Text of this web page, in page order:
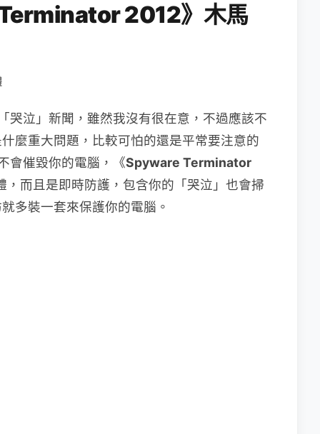
2012》木馬
哭泣」新聞，雖然我沒有很在意，不過應該不
麼重大問題，比較可怕的還是平常要注意的
會催毀你的電腦，《Spyware Terminator
而且是即時防護，包含你的「哭泣」也會掃
多裝一套來保護你的電腦。